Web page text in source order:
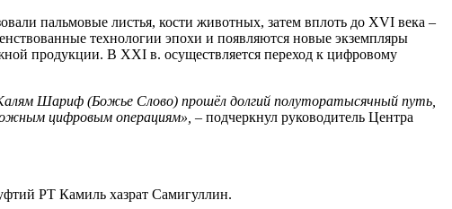
пальмовые листья, кости животных, затем вплоть до XVI века –
технологии эпохи и появляются новые экземпляры
продукции. В XXI в. осуществляется переход к цифровому
Шариф (Божье Слово) прошёл долгий полуторатысячный путь,
цифровым операциям», – подчеркнул руководитель Центра
РТ Камиль хазрат Самигуллин.